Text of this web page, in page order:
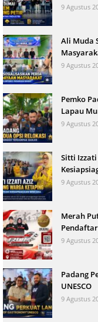
9 Agustus
Ali Muda
9 Agustus
Pemko
Lapau
9 Agustus
Sitti
9 Agustus
Merah
9 Agustus
Padang
UNESCO
9 Agustus